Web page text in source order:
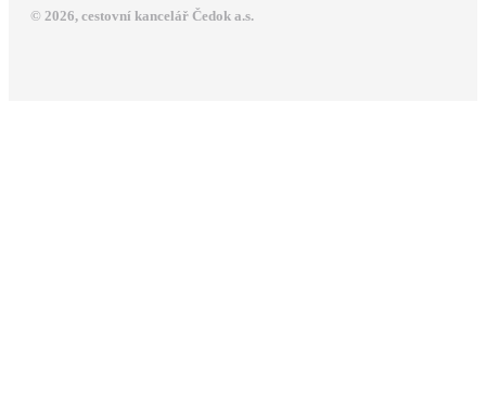
© 2026, cestovní kancelář Čedok a.s.